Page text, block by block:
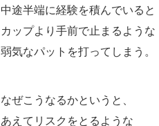
中途半端に経験を積んでいると
カップより手前で止まるような
弱気なパットを打ってしまう。
なぜこうなるかというと、
あえてリスクをとるような